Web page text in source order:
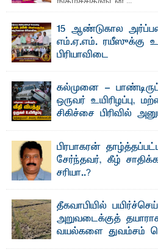
15 ஆண்டுகால
எம்.ஏ.எம். ரயீஸுக்கு
பிரியாவிடை
கல்முனை -
ஒருவர் உயிரிழப்பு,
சிகிச்சை பிரிவில்
பாண்டிருப்பு ...பிரபாகரன்
சேர்ந்தவர், கீழ்
சரியா..?
தீகவாபியில்
அறுவடைக்குத்
வயல்களை துவம்சம்